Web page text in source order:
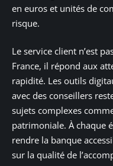
en euros et unités de
risque.
Le service client n’est
France, il répond aux
rapidité. Les outils
avec des conseillers
sujets complexes
patrimoniale. À chaque
rendre la banque
sur la qualité de